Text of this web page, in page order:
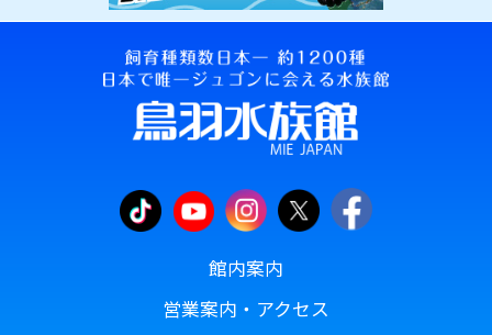
館内案内
営業案内・アクセス